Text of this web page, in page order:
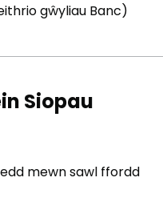
gŵyliau Banc)
Siopau
mewn sawl ffordd